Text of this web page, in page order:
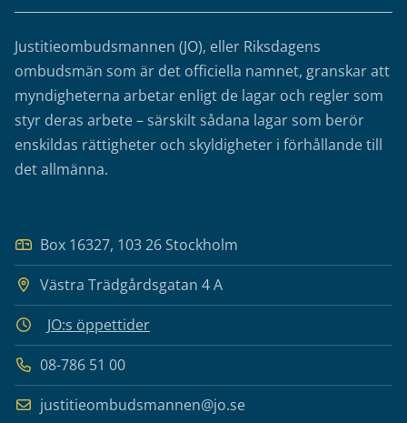
Justitieombudsmannen (JO), eller Riksdagens
ombudsmän som är det officiella namnet, granskar att
myndigheterna arbetar enligt de lagar och regler som
styr deras arbete – särskilt sådana lagar som berör
enskildas rättigheter och skyldigheter i förhållande till
det allmänna.
Box 16327, 103 26 Stockholm
Västra Trädgårdsgatan 4 A
JO:s öppettider
08-786 51 00
justitieombudsmannen@jo.se